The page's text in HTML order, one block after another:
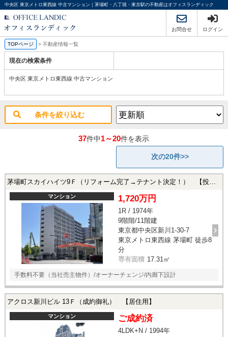
中央区 東京メトロ東西線 中古マンション｜茅場町・八丁堀・東京駅の不動産はオフィスランディック
お問合せ ログイン
TOPページ > 不動産情報一覧
現在の検索条件
中央区 東京メトロ東西線 中古マンション
条件を絞り込む
37件中1～20件を表示
次の20件>>
茅場町スカイハイツ9Ｆ（リフォーム完了→テナント決定！） 【投資用】
マンション 1,720万円
1R / 1974年
9階階/11階建
東京都中央区新川1-30-7
東京メトロ東西線 茅場町 徒歩8
分
専有面積 17.31㎡
手数料不要（当社売主物件）/オーナーチェンジ/内廊下設計
アクロス新川ビル 13Ｆ（成約御礼） 【居住用】
マンション ご成約済
4LDK+N / 1994年